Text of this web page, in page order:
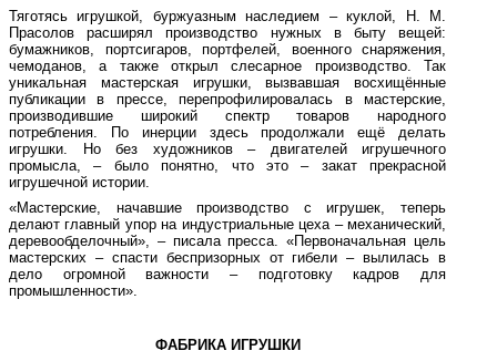
Тяготясь игрушкой, буржуазным наследием – куклой, Н. М.
Прасолов расширял производство нужных в быту вещей:
бумажников, портсигаров, портфелей, военного снаряжения,
чемоданов, а также открыл слесарное производство. Так
уникальная мастерская игрушки, вызвавшая восхищённые
публикации в прессе, перепрофилировалась в мастерские,
производившие широкий спектр товаров народного
потребления. По инерции здесь продолжали ещё делать
игрушки. Но без художников – двигателей игрушечного
промысла, – было понятно, что это – закат прекрасной
игрушечной истории.
«Мастерские, начавшие производство с игрушек, теперь
делают главный упор на индустриальные цеха – механический,
деревообделочный», – писала пресса. «Первоначальная цель
мастерских – спасти беспризорных от гибели – вылилась в
дело огромной важности – подготовку кадров для
промышленности».
ФАБРИКА ИГРУШКИ